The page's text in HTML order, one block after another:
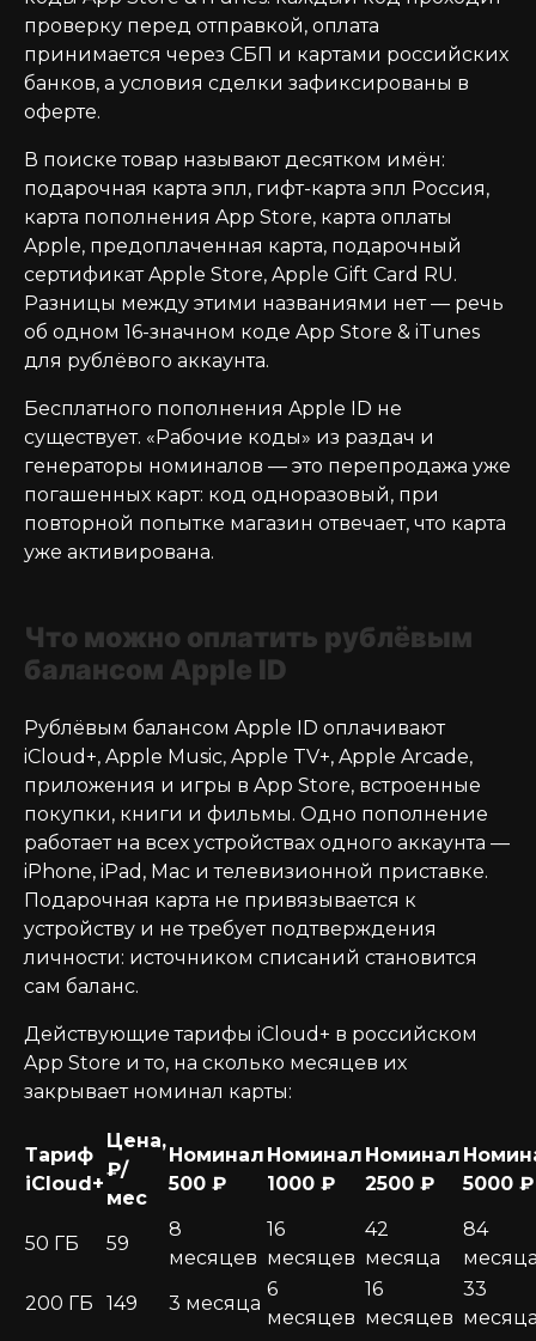
проверку перед отправкой, оплата
принимается через СБП и картами российских
банков, а условия сделки зафиксированы в
оферте.
В поиске товар называют десятком имён:
подарочная карта эпл, гифт-карта эпл Россия,
карта пополнения App Store, карта оплаты
Apple, предоплаченная карта, подарочный
сертификат Apple Store, Apple Gift Card RU.
Разницы между этими названиями нет — речь
об одном 16-значном коде App Store & iTunes
для рублёвого аккаунта.
Бесплатного пополнения Apple ID не
существует. «Рабочие коды» из раздач и
генераторы номиналов — это перепродажа уже
погашенных карт: код одноразовый, при
повторной попытке магазин отвечает, что карта
уже активирована.
Что можно оплатить рублёвым
балансом Apple ID
Рублёвым балансом Apple ID оплачивают
iCloud+, Apple Music, Apple TV+, Apple Arcade,
приложения и игры в App Store, встроенные
покупки, книги и фильмы. Одно пополнение
работает на всех устройствах одного аккаунта —
iPhone, iPad, Mac и телевизионной приставке.
Подарочная карта не привязывается к
устройству и не требует подтверждения
личности: источником списаний становится
сам баланс.
Действующие тарифы iCloud+ в российском
App Store и то, на сколько месяцев их
закрывает номинал карты:
Тариф
iCloud+
Цена,
₽/
мес
Номинал
500 ₽
Номинал
1000 ₽
Номинал
2500 ₽
5000 ₽
50 ГБ 59
8
месяцев
16
месяцев
42
месяца
84
200 ГБ
149 3 месяца
6
месяцев
16
месяцев
33